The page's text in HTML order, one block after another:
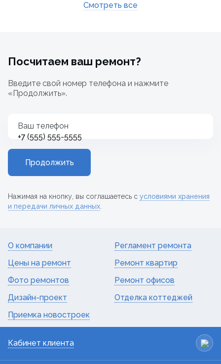
Смотреть все
Посчитаем ваш ремонт?
Введите свой номер телефона и нажмите
«Продолжить».
Ваш телефон
+7
Продолжить
Нажимая на кнопку, вы соглашаетесь с условиями хранения
и передачи личных данных
О компании
Цены на ремонт
Фото ремонтов
Дизайн-проект
Приемка новостроек
Регламент ремонта
Ремонт квартир
Ремонт офисов
Отделка коттеджей
Кабинет клиента